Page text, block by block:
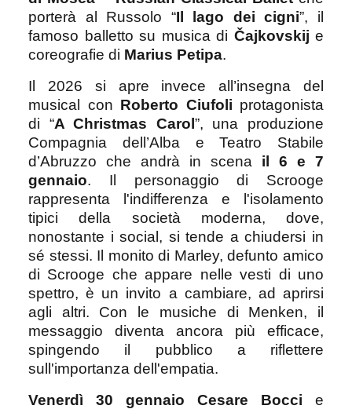
porterà al Russolo “Il lago dei cigni”, il
famoso balletto su musica di Čajkovskij e
coreografie di Marius Petipa.
Il 2026 si apre invece all’insegna del
musical con Roberto Ciufoli protagonista
di “A Christmas Carol”, una produzione
Compagnia dell’Alba e Teatro Stabile
d’Abruzzo che andrà in scena il 6 e 7
gennaio. Il personaggio di Scrooge
rappresenta l'indifferenza e l'isolamento
tipici della società moderna, dove,
nonostante i social, si tende a chiudersi in
sé stessi. Il monito di Marley, defunto amico
di Scrooge che appare nelle vesti di uno
spettro, è un invito a cambiare, ad aprirsi
agli altri. Con le musiche di Menken, il
messaggio diventa ancora più efficace,
spingendo il pubblico a riflettere
sull'importanza dell'empatia.
Venerdì 30 gennaio
Cesare Bocci e